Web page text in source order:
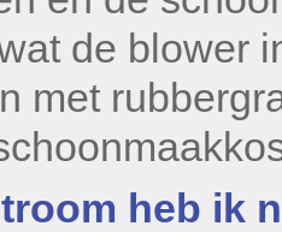
de blower
met
heb ik